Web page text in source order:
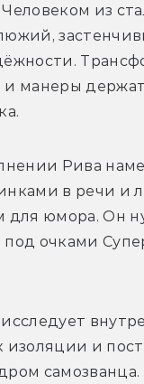
из
манеры
Рива
в речи и
юмора. Он
под очками
изоляции и